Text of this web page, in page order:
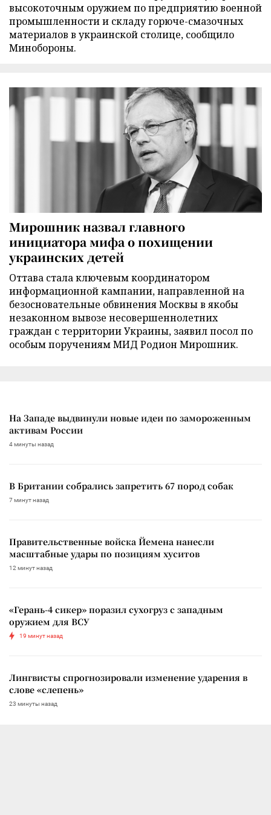
высокоточным оружием по предприятию военной
промышленности и складу горюче-смазочных
материалов в украинской столице, сообщило
Минобороны.
Мирошник назвал главного
инициатора мифа о похищении
украинских детей
Оттава стала ключевым координатором
информационной кампании, направленной на
безосновательные обвинения Москвы в якобы
незаконном вывозе несовершеннолетних
граждан с территории Украины, заявил посол по
особым поручениям МИД Родион Мирошник.
На Западе выдвинули новые идеи по замороженным
активам России
4 минуты назад
В Британии собрались запретить 67 пород собак
7 минут назад
Правительственные войска Йемена нанесли
масштабные удары по позициям хуситов
12 минут назад
«Герань-4 сикер» поразил сухогруз с западным
оружием для ВСУ
19 минут назад
Лингвисты спрогнозировали изменение ударения в
слове «слепень»
23 минуты назад